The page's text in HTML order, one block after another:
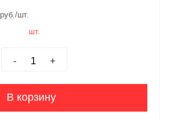
руб./шт.
шт.
- +
В корзину